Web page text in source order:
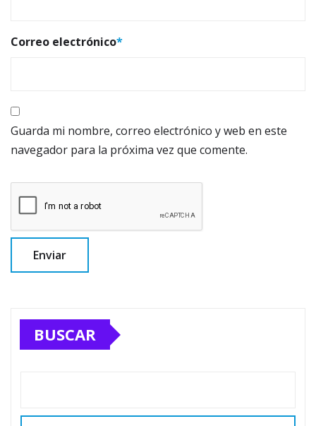
Correo electrónico*
Guarda mi nombre, correo electrónico y web en este
navegador para la próxima vez que comente.
BUSCAR